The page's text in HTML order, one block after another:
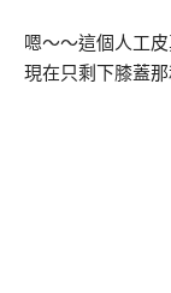
嗯～～這個人工
現在只剩下膝蓋